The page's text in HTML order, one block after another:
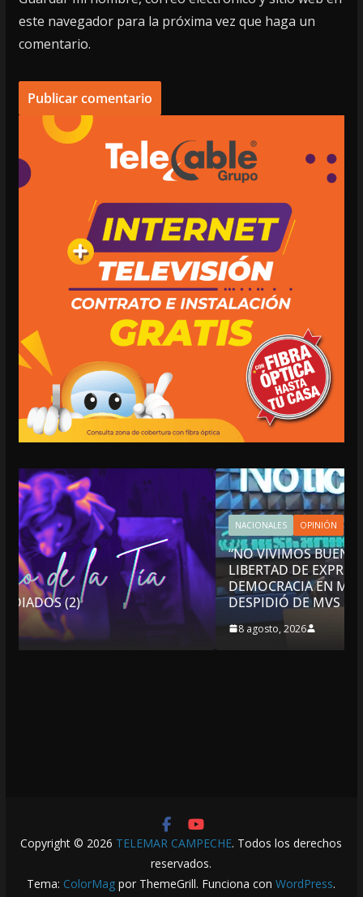
este navegador para la próxima vez que haga un
comentario.
NACIONALES OPINIÓN
“NO VIVIMOS BUENOS TIEMPOS PARA LA
LIBERTAD DE EXPRESIÓN NI PARA LA
DEMOCRACIA EN MÉXICO”: LUIS CÁRDENAS; SE
DESPIDIÓ DE MVS
8 agosto, 2026
Copyright © 2026 TELEMAR CAMPECHE. Todos los derechos
reservados.
Tema: ColorMag por ThemeGrill. Funciona conWordPress.